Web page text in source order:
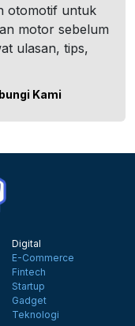
otomotif untuk
motor sebelum
ulasan, tips,
Kami
Digital
E-Commerce
Fintech
Startup
Gadget
Teknologi